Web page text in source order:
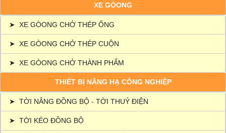
XE GÒONG
➤ XE GÒONG CHỞ THÉP ỐNG
➤ XE GÒONG CHỞ THÉP CUỘN
➤ XE GÒONG CHỞ THÀNH PHẨM
THIẾT BỊ NÂNG HẠ CÔNG NGHIỆP
➤ TỜI NÂNG ĐỒNG BỘ - TỜI THUỶ ĐIỆN
➤ TỜI KÉO ĐỒNG BỘ